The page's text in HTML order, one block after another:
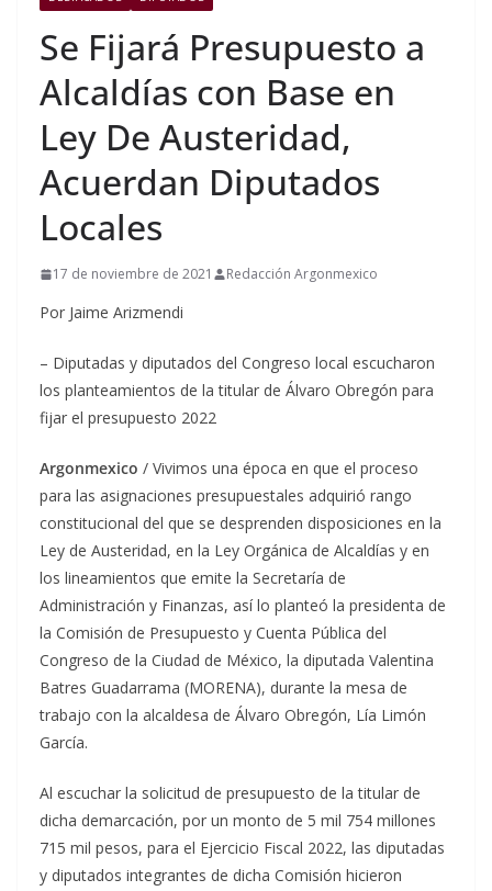
Se Fijará Presupuesto a
Alcaldías con Base en
Ley De Austeridad,
Acuerdan Diputados
Locales
17 de noviembre de 2021 Redacción Argonmexico
Por Jaime Arizmendi
– Diputadas y diputados del Congreso local escucharon
los planteamientos de la titular de Álvaro Obregón para
fijar el presupuesto 2022
Argonmexico / Vivimos una época en que el proceso
para las asignaciones presupuestales adquirió rango
constitucional del que se desprenden disposiciones en la
Ley de Austeridad, en la Ley Orgánica de Alcaldías y en
los lineamientos que emite la Secretaría de
Administración y Finanzas, así lo planteó la presidenta de
la Comisión de Presupuesto y Cuenta Pública del
Congreso de la Ciudad de México, la diputada Valentina
Batres Guadarrama (MORENA), durante la mesa de
trabajo con la alcaldesa de Álvaro Obregón, Lía Limón
García.
Al escuchar la solicitud de presupuesto de la titular de
dicha demarcación, por un monto de 5 mil 754 millones
715 mil pesos, para el Ejercicio Fiscal 2022, las diputadas
y diputados integrantes de dicha Comisión hicieron